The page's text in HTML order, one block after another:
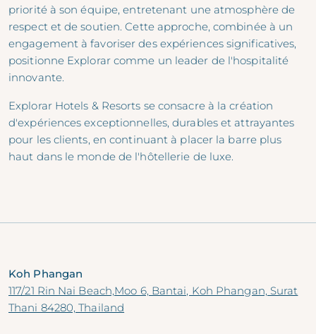
priorité à son équipe, entretenant une atmosphère de
respect et de soutien. Cette approche, combinée à un
engagement à favoriser des expériences significatives,
positionne Explorar comme un leader de l'hospitalité
innovante.
Explorar Hotels & Resorts se consacre à la création
d'expériences exceptionnelles, durables et attrayantes
pour les clients, en continuant à placer la barre plus
haut dans le monde de l'hôtellerie de luxe.
Koh Phangan
117/21 Rin Nai Beach,Moo 6, Bantai, Koh Phangan, Surat
Thani 84280, Thailand